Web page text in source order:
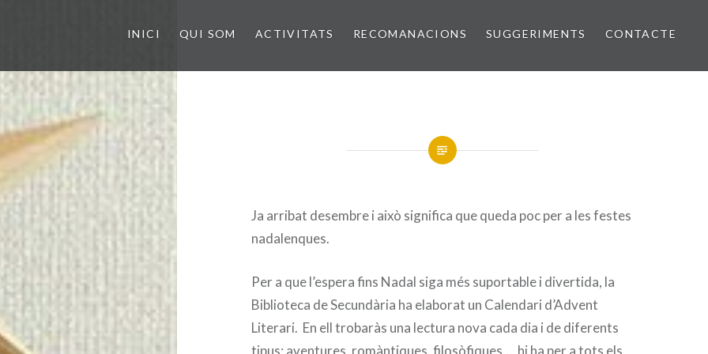
INICI QUI SOM ACTIVITATS RECOMANACIONS SUGGERIMENTS CONTACTE
Ja arribat desembre i això significa que queda poc per a les festes
nadalenques.
Per a que l’espera fins Nadal siga més suportable i divertida, la
Biblioteca de Secundària ha elaborat un Calendari d’Advent
Literari. En ell trobaràs una lectura nova cada dia i de diferents
tipus; aventures, romàntiques, filosòfiques…, hi ha per a tots els